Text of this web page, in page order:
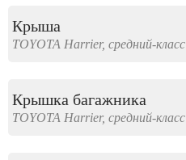
Крыша
TOYOTA Harrier, средний-класс
Крышка багажника
TOYOTA Harrier, средний-класс